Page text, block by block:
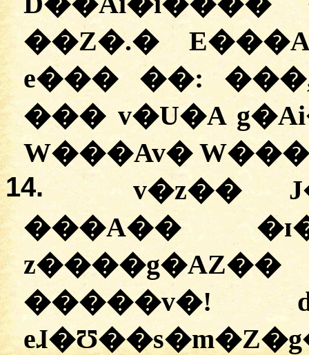
��Z�.�
e��� ��: �
��� v�U�A
W���Av�
14.
v�z��
���A��
�����v�!